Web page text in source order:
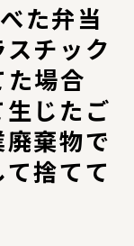
た弁当
チック
場合
じたご
棄物で
捨てて